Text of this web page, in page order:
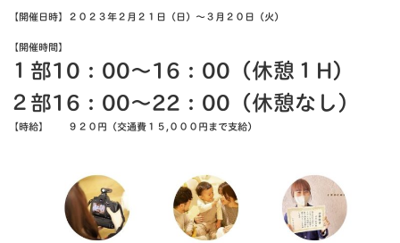
【開催日時】２０２３年２月２１日（日）〜３月２０日（火）
【開催時間】
１部10：00〜16：00（休憩１H）
２部16：00〜22：00（休憩なし）
【時給】 ９２０円（交通費１５,０００円まで支給）